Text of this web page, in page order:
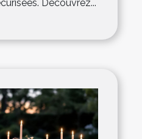
Découvrez...